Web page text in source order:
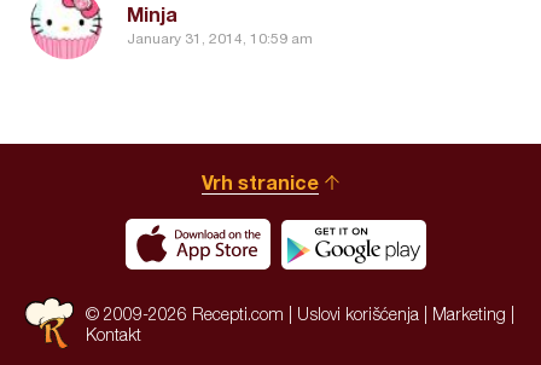
Minja
January 31, 2014, 10:59 am
Vrh stranice
© 2009-2026 Recepti.com | Uslovi korišćenja Marketing
Kontakt